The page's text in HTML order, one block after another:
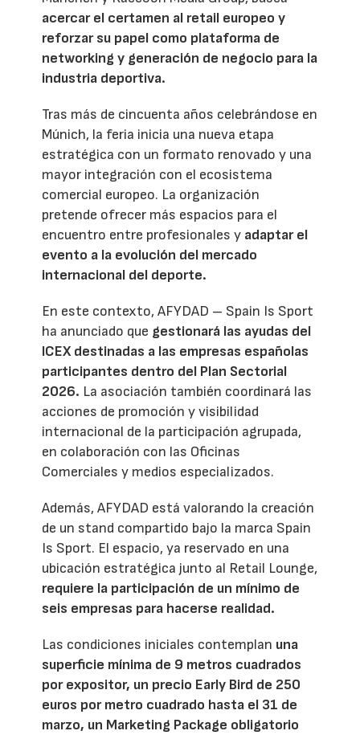
acercar el certamen al retail europeo y
reforzar su papel como plataforma de
networking y generación de negocio para la
industria deportiva.
Tras más de cincuenta años celebrándose en
Múnich, la feria inicia una nueva etapa
estratégica con un formato renovado y una
mayor integración con el ecosistema
comercial europeo. La organización
pretende ofrecer más espacios para el
encuentro entre profesionales y adaptar el
evento a la evolución del mercado
internacional del deporte.
En este contexto, AFYDAD – Spain Is Sport
ha anunciado que gestionará las ayudas del
ICEX destinadas a las empresas españolas
participantes dentro del Plan Sectorial
2026. La asociación también coordinará las
acciones de promoción y visibilidad
internacional de la participación agrupada,
en colaboración con las Oficinas
Comerciales y medios especializados.
Además, AFYDAD está valorando la creación
de un stand compartido bajo la marca Spain
Is Sport. El espacio, ya reservado en una
ubicación estratégica junto al Retail Lounge,
requiere la participación de un mínimo de
seis empresas para hacerse realidad.
Las condiciones iniciales contemplan una
superficie mínima de 9 metros cuadrados
por expositor, un precio Early Bird de 250
euros por metro cuadrado hasta el 31 de
marzo, un Marketing Package obligatorio